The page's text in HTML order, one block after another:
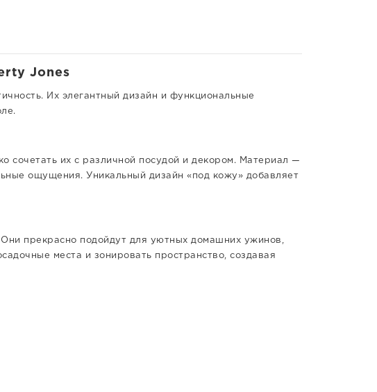
Jones
Их элегантный дизайн и функциональные
сочетать их с различной посудой и декором. Материал —
ощущения. Уникальный дизайн «под кожу» добавляет
прекрасно подойдут для уютных домашних ужинов,
места и зонировать пространство, создавая